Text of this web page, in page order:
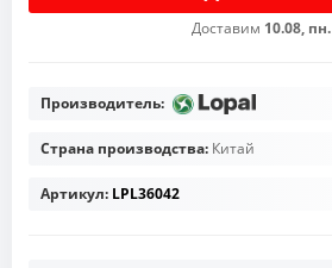
Доставим 10.08, пн.
Производитель:
Страна производства: Китай
Артикул: LPL36042